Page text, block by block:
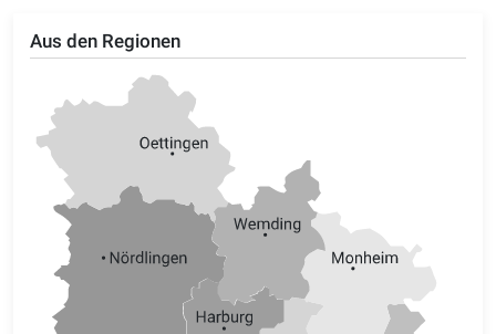
Aus den Regionen